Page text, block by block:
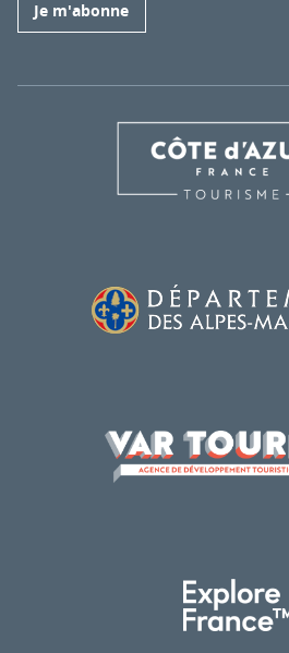
Je m'abonne